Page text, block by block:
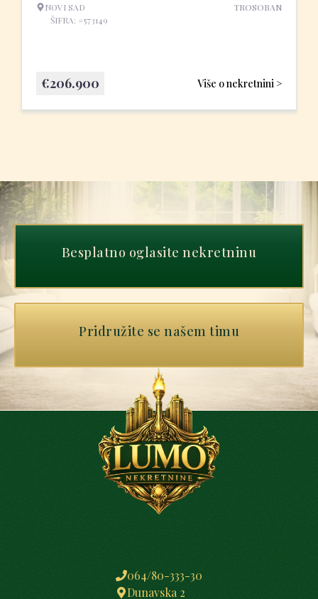
NOVI SAD
ŠIFRA: #573149
TROSOBAN
Više o nekretnini >
€206.900
Besplatno oglasite nekretninu
Pridružite se našem timu
064/80-333-30
Dunavska 2